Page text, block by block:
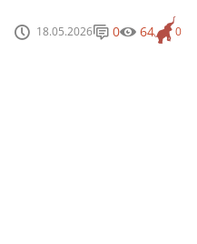
18.05.2026 0
0 64